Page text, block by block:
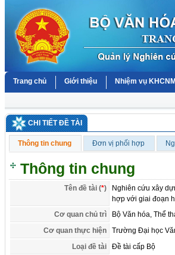
Trang chủ Giới thiệu Nhiệm vụ
CHI TIẾT ĐỀ TÀI
Thông tin chung Đơn vị phối hợp
Thông tin chung
Tên đề tài (*)
Nghiên cứu xây
hợp với giai đoạn
Cơ quan chủ trì
Bộ Văn hóa, Thể
Cơ quan thực hiện
Trường Đại học
Loại đề tài
Đề tài cấp Bộ